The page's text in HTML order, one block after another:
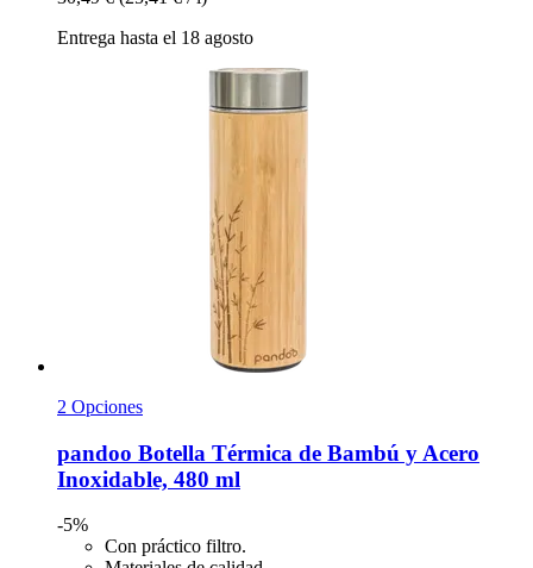
Entrega hasta el 18 agosto
2 Opciones
pandoo Botella Térmica de Bambú y Acero
Inoxidable, 480 ml
-5%
Con práctico filtro.